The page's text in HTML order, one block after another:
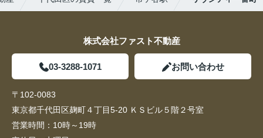
株式会社ファスト不動産
03-3288-1071 お問い合わせ
〒102-0083
東京都千代田区麹町４丁目5-20 ＫＳビル５階２号室
営業時間： 10時～19時